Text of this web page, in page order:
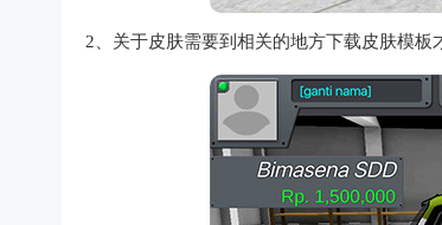
2、关于皮肤需要到相关的地方下载皮肤模板